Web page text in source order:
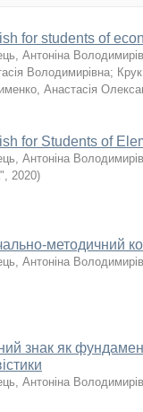
for students of
Антоніна
Володимирівна;
Анастасія
for Students of
Антоніна
, 2020)
методичний
Антоніна
знак як
Антоніна